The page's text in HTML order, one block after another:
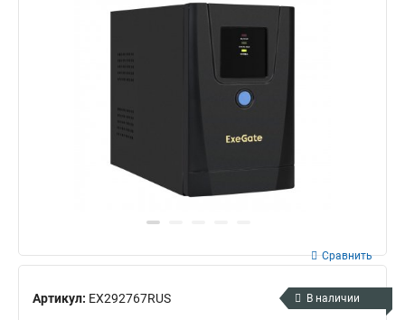
Артикул: EX292767RUS
Сравнить
В наличии